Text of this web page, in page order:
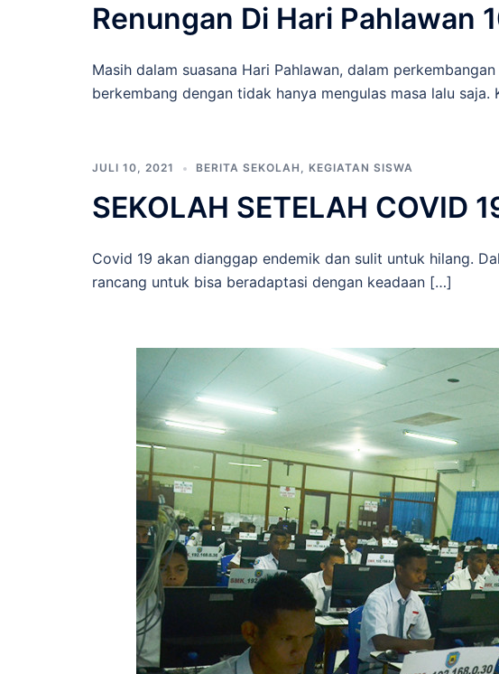
Renungan Di Hari Pahlawan
Masih dalam suasana Hari Pahlawan, dalam
berkembang dengan tidak hanya mengulas masa lalu saja.
JULI 10, 2021 BERITA SEKOLAH , KEGIATAN SISWA
SEKOLAH SETELAH COVID
Covid 19 akan dianggap endemik dan sulit untuk hilang.
rancang untuk bisa beradaptasi dengan keadaan […]